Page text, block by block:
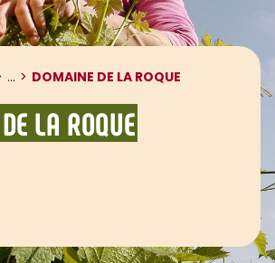
... Afficher le fil d'ariane
DOMAINE DE LA ROQUE
LA ROQUE
AUX FAVORIS